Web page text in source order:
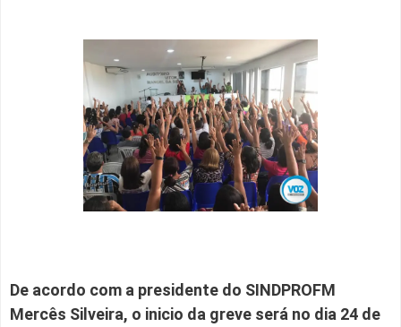
De acordo com a presidente do SINDPROFM
Mercês Silveira, o inicio da greve será no dia 24 de